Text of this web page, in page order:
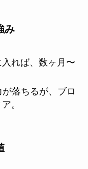
み
れば、数ヶ月〜
落ちるが、ブロ
。